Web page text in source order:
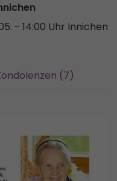
- 14:00 Uhr Innichen
(7)